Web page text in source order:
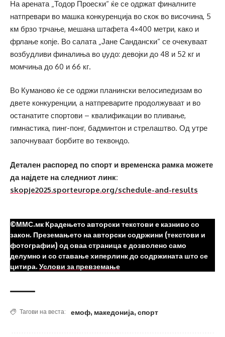
На арената „Тодор Проески“ ќе се одржат финалните
натпревари во машка конкуренција во скок во височина, 5
км брзо трчање, мешана штафета 4×400 метри, како и
фрлање копје. Во салата „Јане Сандански“ се очекуваат
возбудливи финалиња во џудо: девојки до 48 и 52 кг и
момчиња до 60 и 66 кг.
Во Куманово ќе се одржи планински велосипедизам во
двете конкуренции, а натпреварите продолжуваат и во
останатите спортови – квалификации во пливање,
гимнастика, пинг-понг, бадминтон и стрелаштво. Од утре
започнуваат борбите во теквондо.
Детален распоред по спорт и временска рамка можете
да најдете на следниот линк:
skopje2025.sporteurope.org/schedule-and-results
©ММС.мк Крадењето авторски текстови е казниво со
закон. Преземањето на авторски содржини (текстови и
фотографии) од оваа страница е дозволено само
делумно и со ставање хиперлинк до содржината што се
цитира. Услови за превземање
Тагови на веста: емоф, македонија, спорт